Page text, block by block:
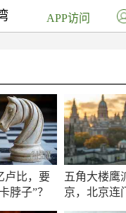
卢比，要
脖子”？
五角大楼鹰
京，北京连
APP访问